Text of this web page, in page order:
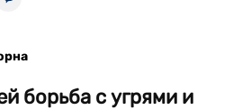
борьба с угрями и